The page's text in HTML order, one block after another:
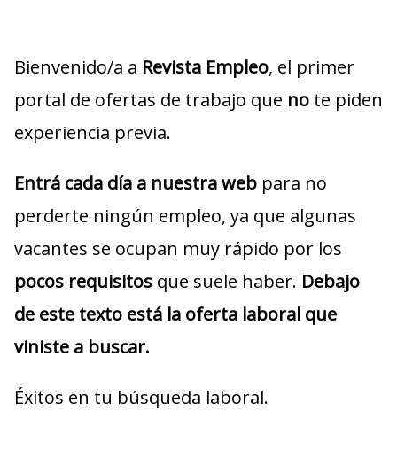
Bienvenido/a a Revista Empleo, el primer
portal de ofertas de trabajo que no te piden
experiencia previa.
Entrá cada día a nuestra web para no
perderte ningún empleo, ya que algunas
vacantes se ocupan muy rápido por los
pocos requisitos que suele haber. Debajo
de este texto está la oferta laboral que
viniste a buscar.
Éxitos en tu búsqueda laboral.